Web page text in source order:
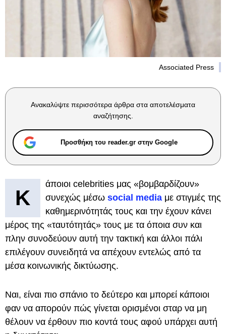
Associated Press
Ανακαλύψτε περισσότερα άρθρα στα αποτελέσματα
αναζήτησης.
Προσθήκη του reader.gr στην Google
Κ
άποιοι celebrities μας «βομβαρδίζουν»
συνεχώς μέσω social media με στιγμές της
καθημερινότητάς τους και την έχουν κάνει
μέρος της «ταυτότητάς» τους με τα όποια συν και
πλην συνοδεύουν αυτή την τακτική και άλλοι πάλι
επιλέγουν συνειδητά να απέχουν εντελώς από τα
μέσα κοινωνικής δικτύωσης.
Ναι, είναι πιο σπάνιο το δεύτερο και μπορεί κάποιοι
φαν να απορούν πώς γίνεται ορισμένοι σταρ να μη
θέλουν να έρθουν πιο κοντά τους αφού υπάρχει αυτή